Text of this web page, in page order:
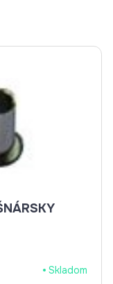
70 NI /BRAŠNÁRSKY
Skladom